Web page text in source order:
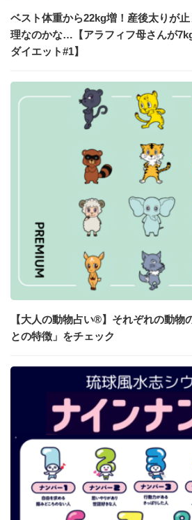
ベスト体重から22kg増！産後太りが
理なのかな…【アラフィフ母さんが
ダイエット#1】
【大人の動物占い®】それぞれの動物
との特徴」をチェック